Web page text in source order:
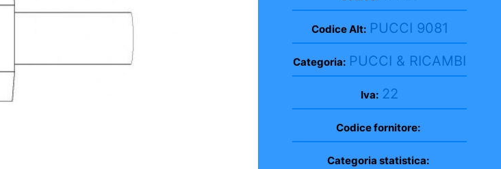
Codice Alt: PUCCI 9081
Categoria: PUCCI & RICAMBI
Iva: 22
Codice fornitore:
Categoria statistica: